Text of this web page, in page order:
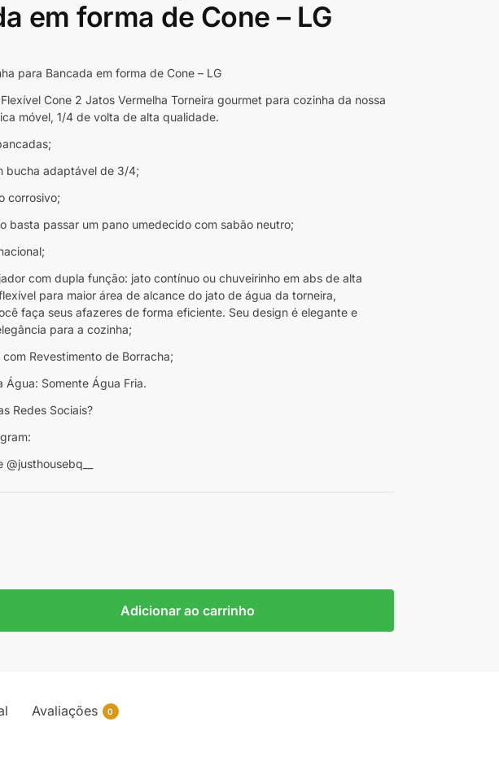
em forma de Cone – LG
para Bancada em forma de Cone – LG
Cone 2 Jatos Vermelha Torneira gourmet para cozinha da nossa
móvel, 1/4 de volta de alta qualidade.
bucha adaptável de 3/4;
corrosivo;
basta passar um pano umedecido com sabão neutro;
com dupla função: jato contínuo ou chuveirinho em abs de alta
para maior área de alcance do jato de água da torneira,
faça seus afazeres de forma eficiente. Seu design é elegante e
para a cozinha;
Revestimento de Borracha;
Água: Somente Água Fria.
Redes Sociais?
Adicionar ao carrinho
Avaliações 0